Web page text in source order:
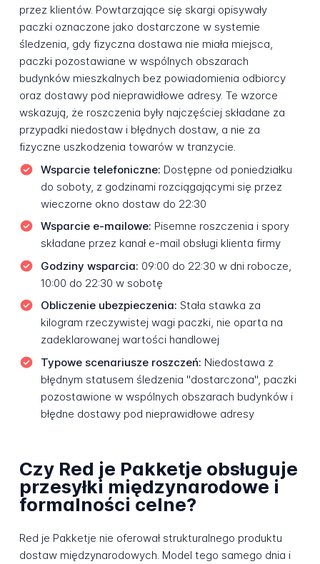
przez klientów. Powtarzające się skargi opisywały
paczki oznaczone jako dostarczone w systemie
śledzenia, gdy fizyczna dostawa nie miała miejsca,
paczki pozostawiane w wspólnych obszarach
budynków mieszkalnych bez powiadomienia odbiorcy
oraz dostawy pod nieprawidłowe adresy. Te wzorce
wskazują, że roszczenia były najczęściej składane za
przypadki niedostaw i błędnych dostaw, a nie za
fizyczne uszkodzenia towarów w tranzycie.
Wsparcie telefoniczne: Dostępne od poniedziałku
do soboty, z godzinami rozciągającymi się przez
wieczorne okno dostaw do 22:30
Wsparcie e-mailowe: Pisemne roszczenia i spory
składane przez kanał e-mail obsługi klienta firmy
Godziny wsparcia: 09:00 do 22:30 w dni robocze,
10:00 do 22:30 w sobotę
Obliczenie ubezpieczenia: Stała stawka za
kilogram rzeczywistej wagi paczki, nie oparta na
zadeklarowanej wartości handlowej
Typowe scenariusze roszczeń: Niedostawa z
błędnym statusem śledzenia "dostarczona", paczki
pozostawione w wspólnych obszarach budynków i
błędne dostawy pod nieprawidłowe adresy
Czy Red je Pakketje obsługuje
przesyłki międzynarodowe i
formalności celne?
Red je Pakketje nie oferował strukturalnego produktu
dostaw międzynarodowych. Model tego samego dnia i